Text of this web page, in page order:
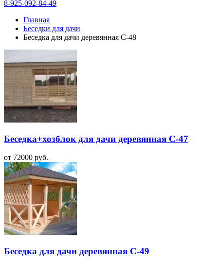
8-925-092-84-49
Главная
Беседки для дачи
Беседка для дачи деревянная С-48
Беседка+хозблок для дачи деревянная С-47
от 72000 руб.
Беседка для дачи деревянная С-49